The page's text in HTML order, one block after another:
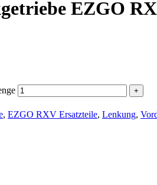
EZGO
, EZGO RXV Ersatzteile, Lenkung,